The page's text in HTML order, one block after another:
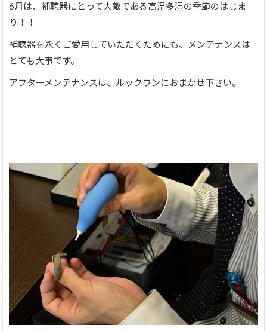
6月は、補聴器にとって大敵である高温多湿の季節のはじま
り！！
補聴器を永くご愛用していただくためにも、メンテナンスは
とても大事です。
アフターメンテナンスは、ルックワンにおまかせ下さい。